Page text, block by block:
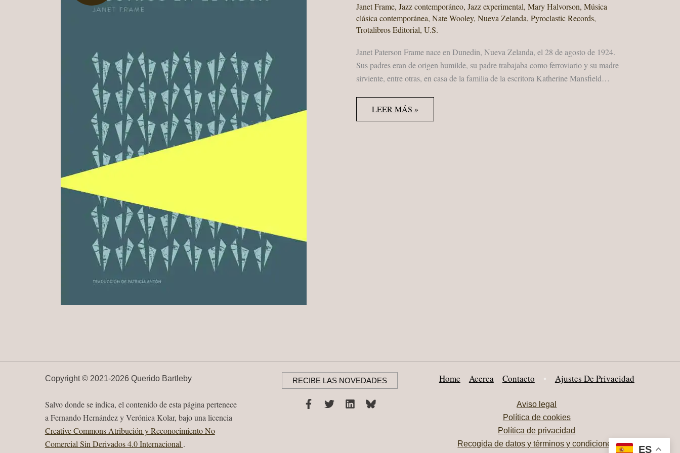
Janet Frame, Jazz contemporáneo, Jazz experimental, Mary Halvorson, Música
clásica contemporánea, Nate Wooley, Nueva Zelanda, Pyroclastic Records,
Trotalibros Editorial, U.S.
Janet Paterson Frame nace en Dunedin, Nueva Zelanda, el 28 de agosto de 1924.
Sus padres eran de origen humilde, su padre trabajaba como ferroviario y su madre
sirviente, entre otras, en casa de la familia de la escritora Katherine Mansfield…
JANET
FRAME
“ROSTROS
LEER MÁS »
Copyright © 2021-2026 Querido Bartleby
Salvo donde se indica, el contenido de esta página pertenece
a Fernando Hernández y Verónica Kolar, bajo una licencia
Creative Commons Atribución y Reconocimiento No
Comercial Sin Derivados 4.0 Internacional .
RECIBE LAS NOVEDADES Home Acerca Contacto • Ajustes De Privacidad
Aviso legal
Política de cookies
Política de privacidad
Recogida de datos y términos y condiciones
ES